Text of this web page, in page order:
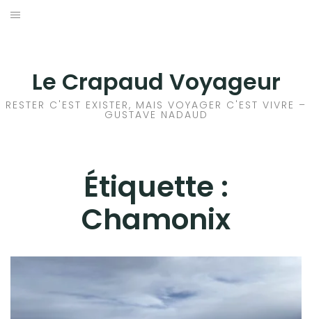
Aller
Le Crapaud Voyageur
RESTER C'EST EXISTER, MAIS VOYAGER C'EST VIVRE –
GUSTAVE NADAUD
Étiquette :
Chamonix
EUROPE